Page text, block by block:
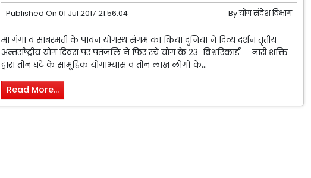
Published On 01 Jul 2017 21:56:04 Byयोग संदेश विभाग
मां गंगा व साबरमती के पावन योगस्थ संगम का किया दुनिया ने दिव्य दर्शन तृतीय
अन्तर्राष्ट्रीय योग दिवस पर पतंजलि ने फिर रचे योग के 23 विश्वरिकार्ड नारी शक्ति
द्वारा तीन घंटे के सामूहिक योगाभ्यास व तीन लाख लोगों के...
Read More...